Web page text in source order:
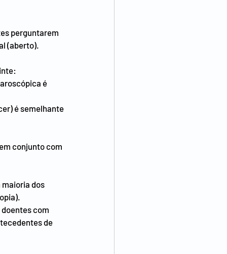
perguntarem
(aberto).
é
é semelhante
conjunto com
dos
com
de